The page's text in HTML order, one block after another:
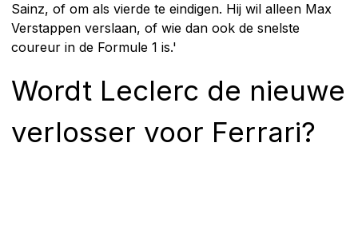
Sainz, of om als vierde te eindigen. Hij wil alleen Max
Verstappen verslaan, of wie dan ook de snelste
coureur in de Formule 1 is.'
Wordt Leclerc de nieuwe
verlosser voor Ferrari?